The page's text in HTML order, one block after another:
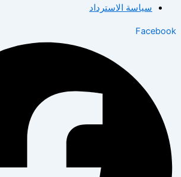
سياسة الاسترداد
Facebook